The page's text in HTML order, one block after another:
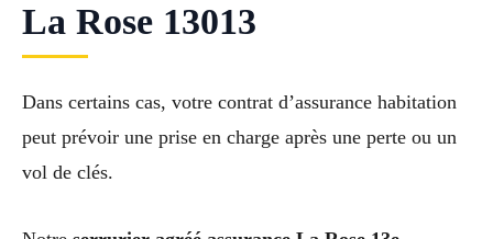
La Rose 13013
Dans certains cas, votre contrat d’assurance habitation
peut prévoir une prise en charge après une perte ou un
vol de clés.